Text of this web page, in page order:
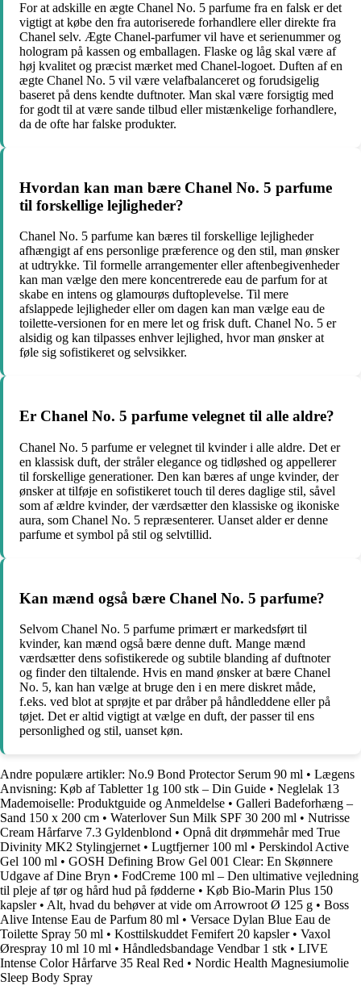
For at adskille en ægte Chanel No. 5 parfume fra en falsk er det
vigtigt at købe den fra autoriserede forhandlere eller direkte fra
Chanel selv. Ægte Chanel-parfumer vil have et serienummer og
hologram på kassen og emballagen. Flaske og låg skal være af
høj kvalitet og præcist mærket med Chanel-logoet. Duften af ​​en
ægte Chanel No. 5 vil være velafbalanceret og forudsigelig
baseret på dens kendte duftnoter. Man skal være forsigtig med
for godt til at være sande tilbud eller mistænkelige forhandlere,
da de ofte har falske produkter.
Hvordan kan man bære Chanel No. 5 parfume
til forskellige lejligheder?
Chanel No. 5 parfume kan bæres til forskellige lejligheder
afhængigt af ens personlige præference og den stil, man ønsker
at udtrykke. Til formelle arrangementer eller aftenbegivenheder
kan man vælge den mere koncentrerede eau de parfum for at
skabe en intens og glamourøs duftoplevelse. Til mere
afslappede lejligheder eller om dagen kan man vælge eau de
toilette-versionen for en mere let og frisk duft. Chanel No. 5 er
alsidig og kan tilpasses enhver lejlighed, hvor man ønsker at
føle sig sofistikeret og selvsikker.
Er Chanel No. 5 parfume velegnet til alle aldre?
Chanel No. 5 parfume er velegnet til kvinder i alle aldre. Det er
en klassisk duft, der stråler elegance og tidløshed og appellerer
til forskellige generationer. Den kan bæres af unge kvinder, der
ønsker at tilføje en sofistikeret touch til deres daglige stil, såvel
som af ældre kvinder, der værdsætter den klassiske og ikoniske
aura, som Chanel No. 5 repræsenterer. Uanset alder er denne
parfume et symbol på stil og selvtillid.
Kan mænd også bære Chanel No. 5 parfume?
Selvom Chanel No. 5 parfume primært er markedsført til
kvinder, kan mænd også bære denne duft. Mange mænd
værdsætter dens sofistikerede og subtile blanding af duftnoter
og finder den tiltalende. Hvis en mand ønsker at bære Chanel
No. 5, kan han vælge at bruge den i en mere diskret måde,
f.eks. ved blot at sprøjte et par dråber på håndleddene eller på
tøjet. Det er altid vigtigt at vælge en duft, der passer til ens
personlighed og stil, uanset køn.
Andre populære artikler: No.9 Bond Protector Serum 90 ml • Lægens
Anvisning: Køb af Tabletter 1g 100 stk – Din Guide • Neglelak 13
Mademoiselle: Produktguide og Anmeldelse • Galleri Badeforhæng –
Sand 150 x 200 cm • Waterlover Sun Milk SPF 30 200 ml • Nutrisse
Cream Hårfarve 7.3 Gyldenblond • Opnå dit drømmehår med True
Divinity MK2 Stylingjernet • Lugtfjerner 100 ml • Perskindol Active
Gel 100 ml • GOSH Defining Brow Gel 001 Clear: En Skønnere
Udgave af Dine Bryn • FodCreme 100 ml – Den ultimative vejledning
til pleje af tør og hård hud på fødderne • Køb Bio-Marin Plus 150
kapsler• Alt, hvad du behøver at vide om Arrowroot Ø 125 g • Boss
Alive Intense Eau de Parfum 80 ml • Versace Dylan Blue Eau de
Toilette Spray 50 ml • Kosttilskuddet Femifert 20 kapsler• Vaxol
Ørespray 10 ml 10 ml • Håndledsbandage Vendbar 1 stk • LIVE
Intense Color Hårfarve 35 Real Red • Nordic Health Magnesiumolie
Sleep Body Spray